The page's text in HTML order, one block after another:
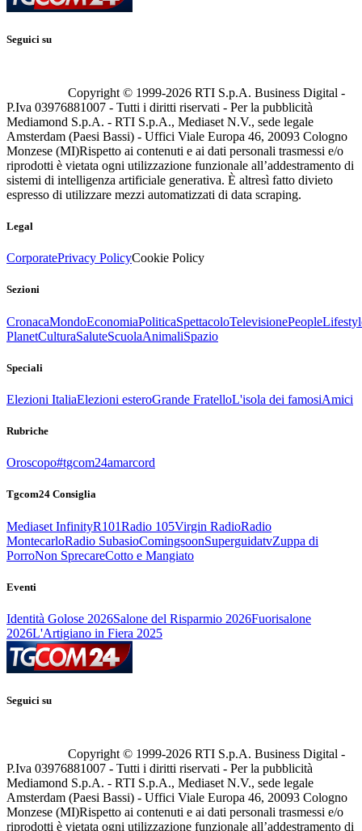
Seguici su
Copyright © 1999-2026 RTI S.p.A. Business Digital -
P.Iva 03976881007 - Tutti i diritti riservati - Per la pubblicità
Mediamond S.p.A. - RTI S.p.A., Mediaset N.V., sede legale
Amsterdam (Paesi Bassi) - Uffici Viale Europa 46, 20093 Cologno
Monzese (MI)Rispetto ai contenuti e ai dati personali trasmessi e/o
riprodotti è vietata ogni utilizzazione funzionale all’addestramento di
sistemi di intelligenza artificiale generativa. È altresì fatto divieto
espresso di utilizzare mezzi automatizzati di data scraping.
Legal
CorporatePrivacy PolicyCookie Policy
Sezioni
CronacaMondoEconomiaPoliticaSpettacoloTelevisionePeople
PlanetCulturaSaluteScuolaAnimaliSpazio
Speciali
Elezioni ItaliaElezioni esteroGrande FratelloL'isola dei famosiAmici
Rubriche
Oroscopo#tgcom24amarcord
Tgcom24 Consiglia
Mediaset InfinityR101Radio 105Virgin RadioRadio
MontecarloRadio SubasioComingsoonSuperguidatvZuppa di
PorroNon SprecareCotto e Mangiato
Eventi
Identità Golose 2026Salone del Risparmio 2026Fuorisalone
2026L'Artigiano in Fiera 2025
Seguici su
Copyright © 1999-2026 RTI S.p.A. Business Digital -
P.Iva 03976881007 - Tutti i diritti riservati - Per la pubblicità
Mediamond S.p.A. - RTI S.p.A., Mediaset N.V., sede legale
Amsterdam (Paesi Bassi) - Uffici Viale Europa 46, 20093 Cologno
Monzese (MI)Rispetto ai contenuti e ai dati personali trasmessi e/o
riprodotti è vietata ogni utilizzazione funzionale all’addestramento di